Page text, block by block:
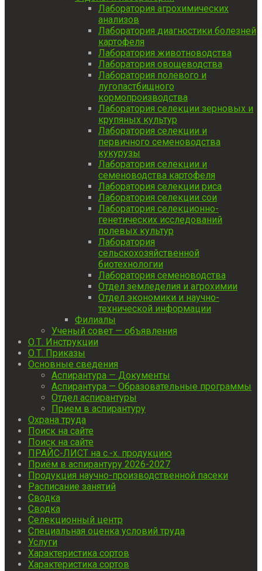
Лаборатория агрохимических
анализов
Лаборатория диагностики болезней
картофеля
Лаборатория животноводства
Лаборатория овощеводства
Лаборатория полевого и
лугопастбищного
кормопроизводства
Лаборатория селекции зерновых и
крупяных культур
Лаборатория селекции и
первичного семеноводства
кукурузы
Лаборатория селекции и
семеноводства картофеля
Лаборатория селекции риса
Лаборатория селекции сои
Лаборатория селекционно-
генетических исследований
полевых культур
Лаборатория
сельскохозяйственной
биотехнологии
Лаборатория семеноводства
Отдел земледелия и агрохимии
Отдел экономики и научно-
технической информации
Филиалы
Ученый совет — объявления
О.Т. Инструкции
О.Т. Приказы
Основные сведения
Аспирантура — Документы
Аспирантура — Образовательные программы
Отдел аспирантуры
Прием в аспирантуру
Охрана труда
Поиск на сайте
Поиск на сайте
ПРАЙС-ЛИСТ на с.-х. продукцию
Приём в аспирантуру 2026-2027
Продукция научно-производственной пасеки
Расписание занятий
Сводка
Сводка
Селекционный центр
Специальная оценка условий труда
Услуги
Характеристика сортов
Характеристика сортов